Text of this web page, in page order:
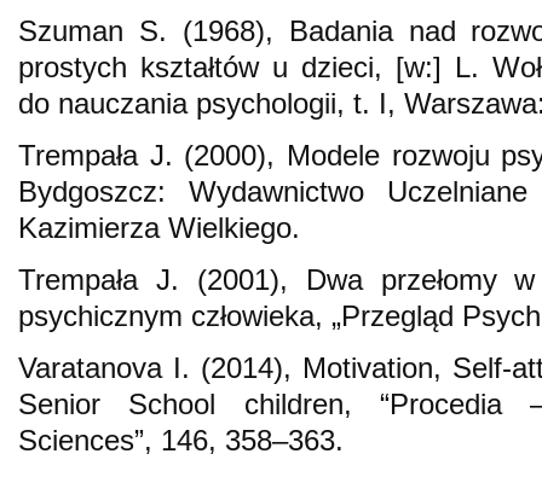
Szuman S. (1968), Badania nad
prostych kształtów u dzieci, [w:] L.
do nauczania psychologii, t. I,
Trempała J. (2000), Modele rozwoju
Bydgoszcz: Wydawnictwo
Kazimierza Wielkiego.
Trempała J. (2001), Dwa przełomy
psychicznym człowieka, „Przegląd
Varatanova I. (2014), Motivation, Self-
Senior School children, “Procedia
Sciences”, 146, 358–363.